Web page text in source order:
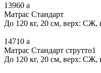
13960 a
Матрас Стандарт
До 120 кг, 20 см, верх:
14710 a
Матрас Стандарт струтто1
До 120 кг, 20 см, верх: